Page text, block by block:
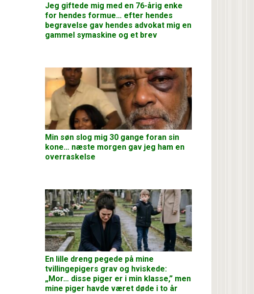
Jeg giftede mig med en 76-årig enke
for hendes formue… efter hendes
begravelse gav hendes advokat mig en
gammel symaskine og et brev
Min søn slog mig 30 gange foran sin
kone… næste morgen gav jeg ham en
overraskelse
En lille dreng pegede på mine
tvillingepigers grav og hviskede:
„Mor… disse piger er i min klasse,” men
mine piger havde været døde i to år